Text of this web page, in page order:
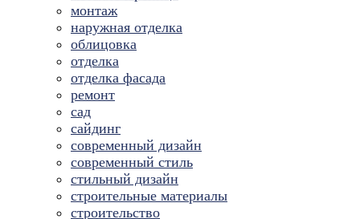
монтаж
наружная отделка
облицовка
отделка
отделка фасада
ремонт
сад
сайдинг
современный дизайн
современный стиль
стильный дизайн
строительные материалы
строительство